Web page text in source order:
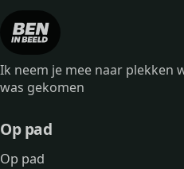
Ik neem je mee naar plekken
was gekomen
Op pad
Op pad